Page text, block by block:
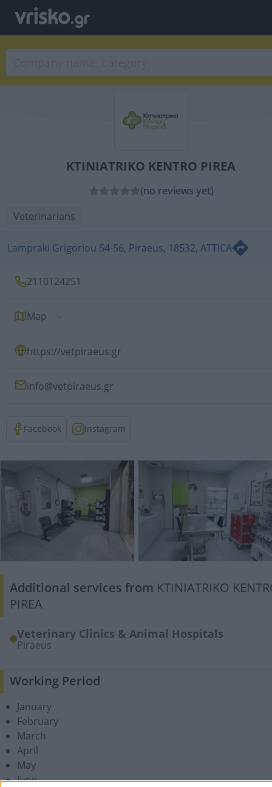
KTINIATRIKO KENTRO PIREA
(no reviews yet)
Veterinarians
Lampraki Grigoriou 54-56, Piraeus, 18532, ATTICA
2110124251
Map
https://vetpiraeus.gr
info@vetpiraeus.gr
Facebook Instagram
Additional services from KTINIATRIKO
PIREA
Veterinary Clinics & Animal Hospitals
Piraeus
Working Period
January
February
March
April
May
June